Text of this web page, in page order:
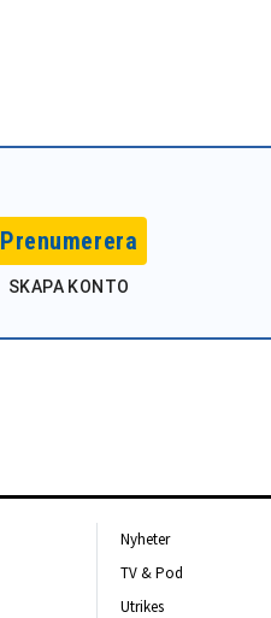
Prenumerera
SKAPA KONTO
Nyheter
TV & Pod
Utrikes